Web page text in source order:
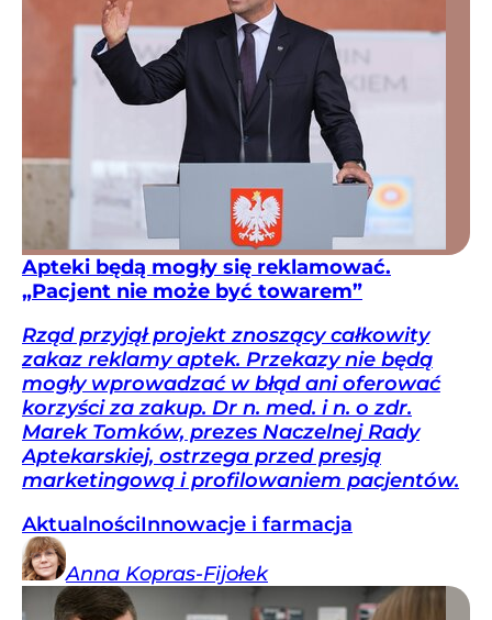
Apteki będą mogły się reklamować.
„Pacjent nie może być towarem”
Rząd przyjął projekt znoszący całkowity
zakaz reklamy aptek. Przekazy nie będą
mogły wprowadzać w błąd ani oferować
korzyści za zakup. Dr n. med. i n. o zdr.
Marek Tomków, prezes Naczelnej Rady
Aptekarskiej, ostrzega przed presją
marketingową i profilowaniem pacjentów.
AktualnościInnowacje i farmacja
Anna Kopras-Fijołek